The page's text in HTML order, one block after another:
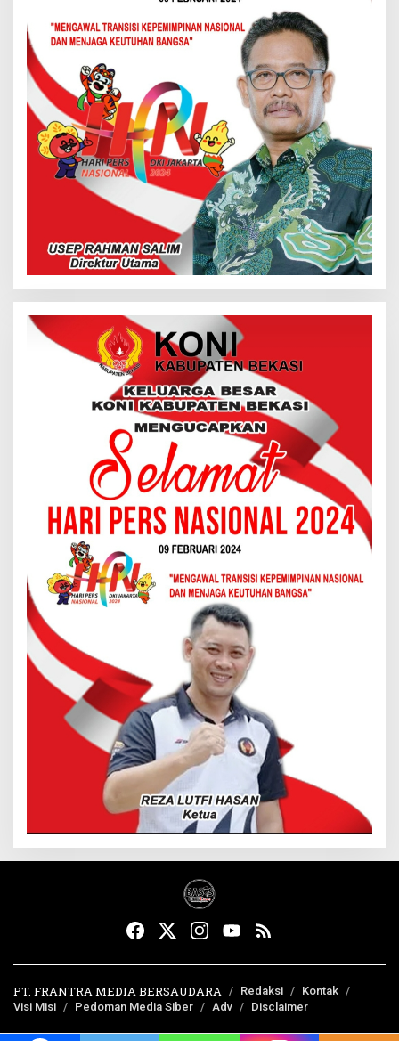
PT. FRANTRA MEDIA BERSAUDARA Redaksi
Kontak
Visi Misi
Pedoman Media Siber Adv Disclaimer